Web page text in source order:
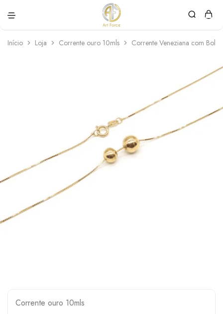
Force
personalizadas
Início Loja Corrente ouro 10mls Corrente Veneziana com
Corrente ouro 10mls